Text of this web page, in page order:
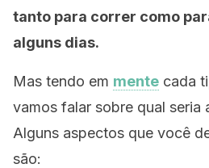
tanto para correr como
alguns dias.
Mas tendo em mente cada
vamos falar sobre qual seria
Alguns aspectos que você
são: